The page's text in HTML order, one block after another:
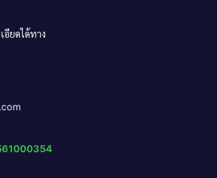
อียดได้ทาง